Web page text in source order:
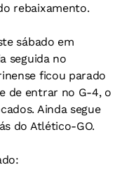
rebaixamento.
sábado em
seguida no
ficou parado
de entrar no G-4, o
Ainda segue
do Atlético-GO.